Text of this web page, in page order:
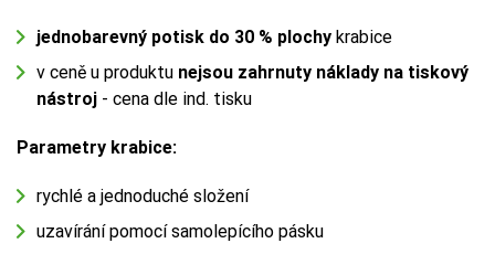
jednobarevný potisk do 30 % plochy krabice
v ceně u produktu nejsou zahrnuty náklady na tiskový
nástroj - cena dle ind. tisku
Parametry krabice:
rychlé a jednoduché složení
uzavírání pomocí samolepícího pásku